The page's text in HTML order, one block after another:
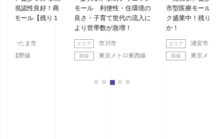
モール 利便性・住環境の
良さ・子育て世代の流入に
より世帯数が急増！
東京メトロ東西線
市型医療モール 各クリニッ
ク盛業中！残り区画わず
か！
東京メトロ東西線